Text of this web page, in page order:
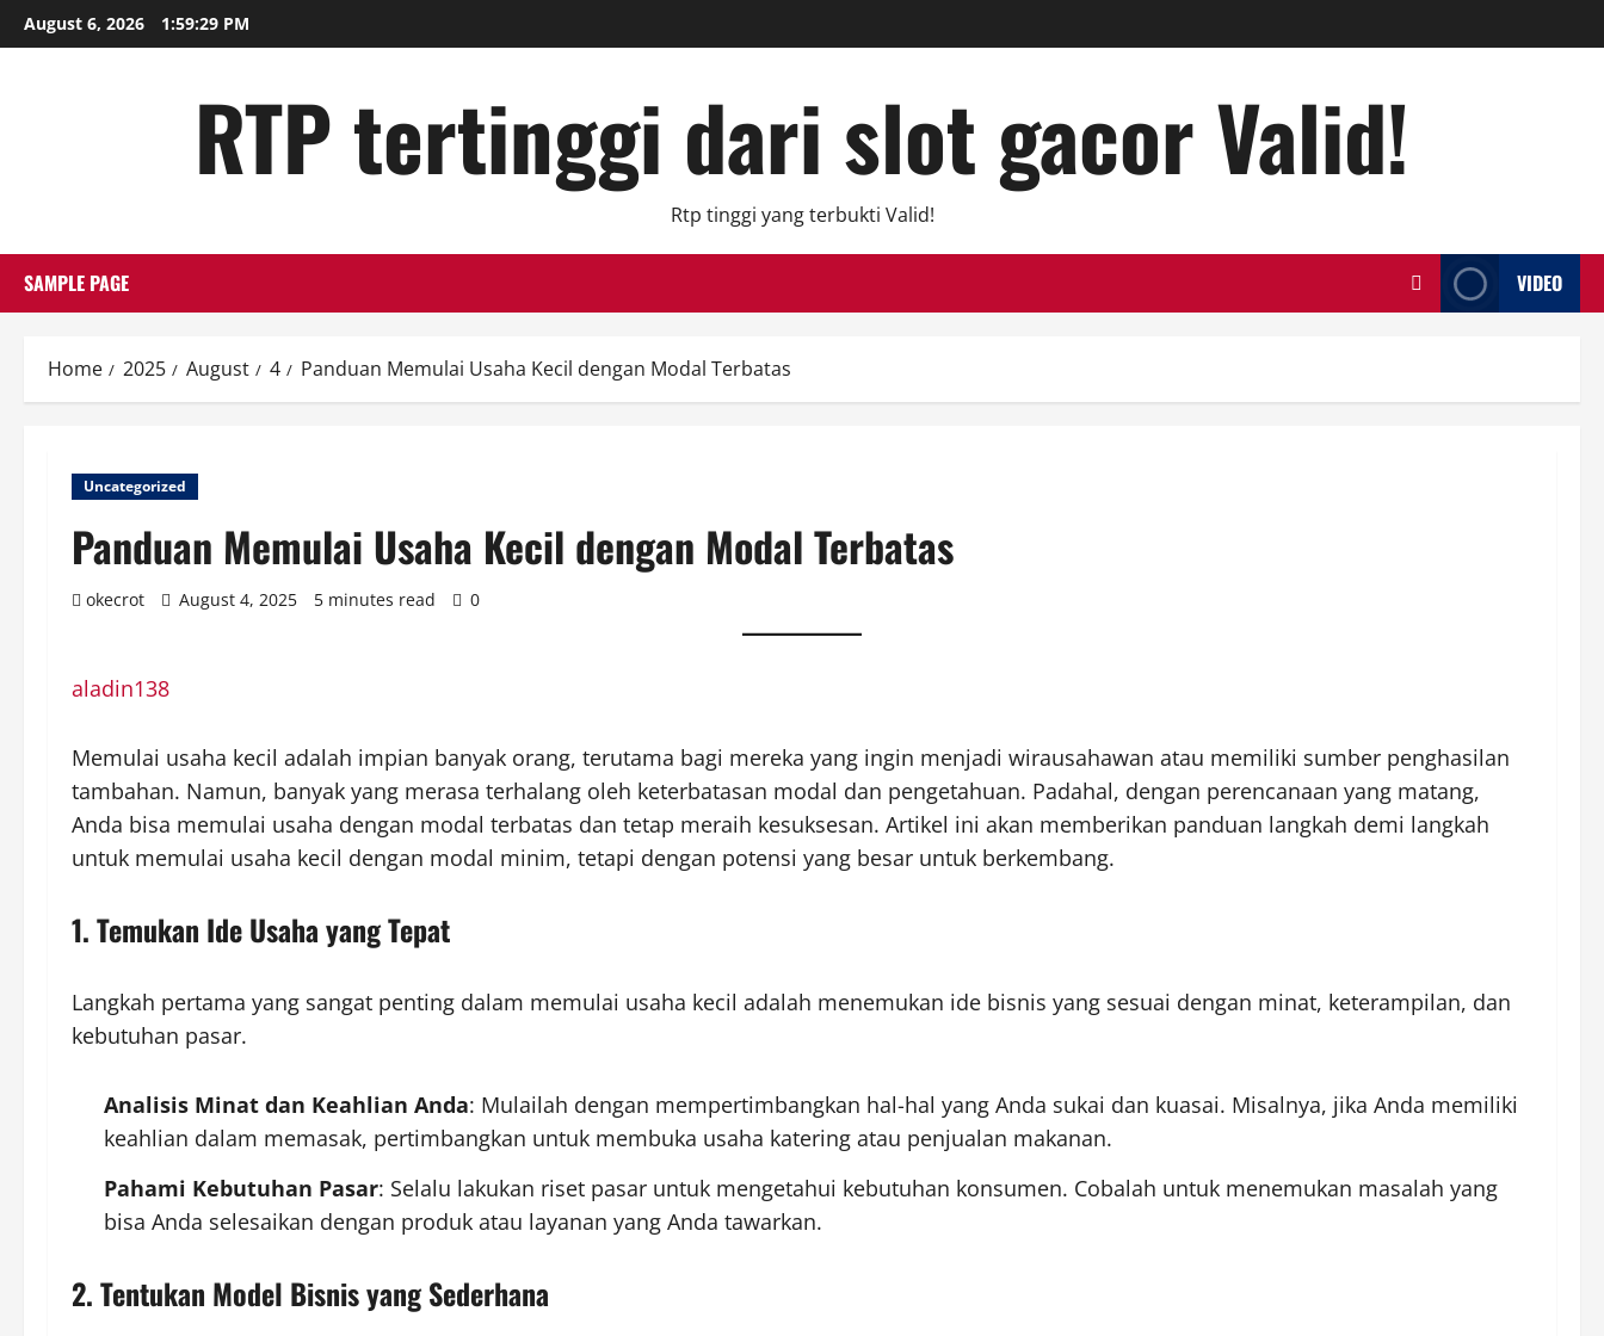
Skip
to
August 6, 2026 1:59:30 PM
RTP tertinggi dari slot gacor Valid!
Rtp tinggi yang terbukti Valid!
SAMPLE PAGE VIDEO
Home 2025 August 4 Panduan Memulai Usaha Kecil dengan Modal Terbatas
Uncategorized
Panduan Memulai Usaha Kecil dengan Modal Terbatas
okecrot August 4, 2025 5 minutes read 0
aladin138
Memulai usaha kecil adalah impian banyak orang, terutama bagi mereka yang ingin menjadi wirausahawan atau memiliki sumber penghasilan
tambahan. Namun, banyak yang merasa terhalang oleh keterbatasan modal dan pengetahuan. Padahal, dengan perencanaan yang matang,
Anda bisa memulai usaha dengan modal terbatas dan tetap meraih kesuksesan. Artikel ini akan memberikan panduan langkah demi langkah
untuk memulai usaha kecil dengan modal minim, tetapi dengan potensi yang besar untuk berkembang.
1. Temukan Ide Usaha yang Tepat
Langkah pertama yang sangat penting dalam memulai usaha kecil adalah menemukan ide bisnis yang sesuai dengan minat, keterampilan, dan
kebutuhan pasar.
Analisis Minat dan Keahlian Anda: Mulailah dengan mempertimbangkan hal-hal yang Anda sukai dan kuasai. Misalnya, jika Anda memiliki
keahlian dalam memasak, pertimbangkan untuk membuka usaha katering atau penjualan makanan.
Pahami Kebutuhan Pasar: Selalu lakukan riset pasar untuk mengetahui kebutuhan konsumen. Cobalah untuk menemukan masalah yang
bisa Anda selesaikan dengan produk atau layanan yang Anda tawarkan.
2. Tentukan Model Bisnis yang Sederhana